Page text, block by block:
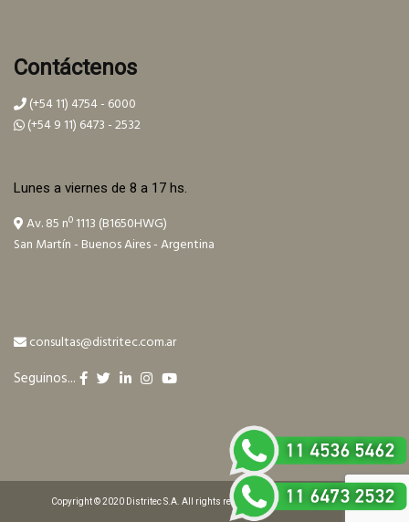
Contáctenos
(+54 11) 4754 - 6000
(+54 9 11) 6473 - 2532
Lunes a viernes de 8 a 17 hs.
Av. 85 nº 1113 (B1650HWG)
San Martín - Buenos Aires - Argentina
consultas@distritec.com.ar
Seguinos...
Copyright © 2020 Distritec S.A. All rights reserved. Design by ilitia.com.ar